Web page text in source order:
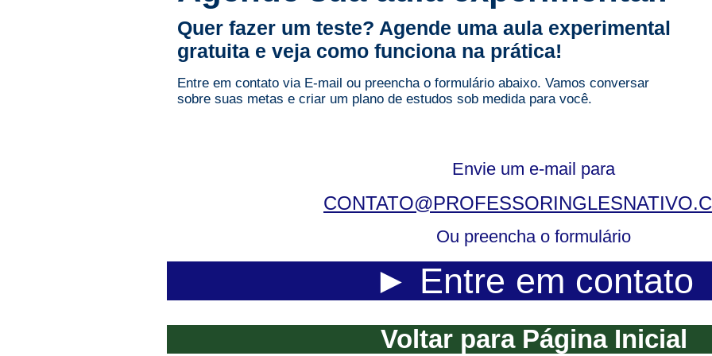
Quer fazer um teste? Agende uma aula experimental
gratuita e veja como funciona na prática!
Entre em contato via E-mail ou preencha o formulário abaixo. Vamos conversar
sobre suas metas e criar um plano de estudos sob medida para você.
Envie um e-mail para
Ou preencha o formulário
► Entre em contato
Voltar para Página Inicial